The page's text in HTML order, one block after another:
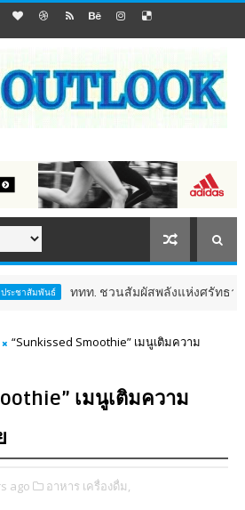
ททท. ชวนสัมผัสพลังแห่งศรัทธา ร่วมงาน "
“Sunkissed Smoothie” เมนูเติมความ
เมนูเติมความ
ago อาหาร เครื่องดื่ม,